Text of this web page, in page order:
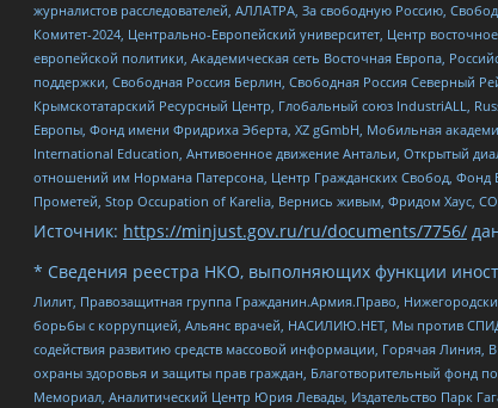
журналистов расследователей, АЛЛАТРА, За свободную Россию,
Комитет-2024, Центрально-Европейский университет, Центр
европейской политики, Академическая сеть Восточная Европа,
поддержки, Свободная Россия Берлин, Свободная Россия Северный
Крымскотатарский Ресурсный Центр, Глобальный союз IndustriALL,
Европы, Фонд имени Фридриха Эберта, XZ gGmbH, Мобильная
International Education, Антивоенное движение Антальи, Открытый
отношений им Нормана Патерсона, Центр Гражданских Свобод, Фонд
Прометей, Stop Occupation of Karelia, Вернись живым, Фридом Хаус,
Источник: https://minjust.gov.ru/ru/documents/7756/
* Сведения реестра НКО, выполняющих функции
Лилит, Правозащитная группа Гражданин.Армия.Право,
борьбы с коррупцией, Альянс врачей, НАСИЛИЮ.НЕТ, Мы против
содействия развитию средств массовой информации, Горячая
охраны здоровья и защиты прав граждан, Благотворительный фонд
Мемориал, Аналитический Центр Юрия Левады, Издательство Парк